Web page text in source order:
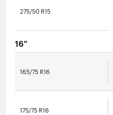
275/50 R15
16"
165/75 R16
175/75 R16